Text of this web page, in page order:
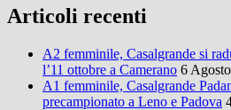
Articoli recenti
A2 femminile, Casalgrande si
l’11 ottobre a Camerano 6
A1 femminile, Casalgrande
precampionato a Leno e Padova